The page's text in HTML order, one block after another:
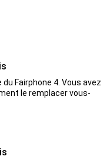
Fairphone 4. Vous avez
le remplacer vous-